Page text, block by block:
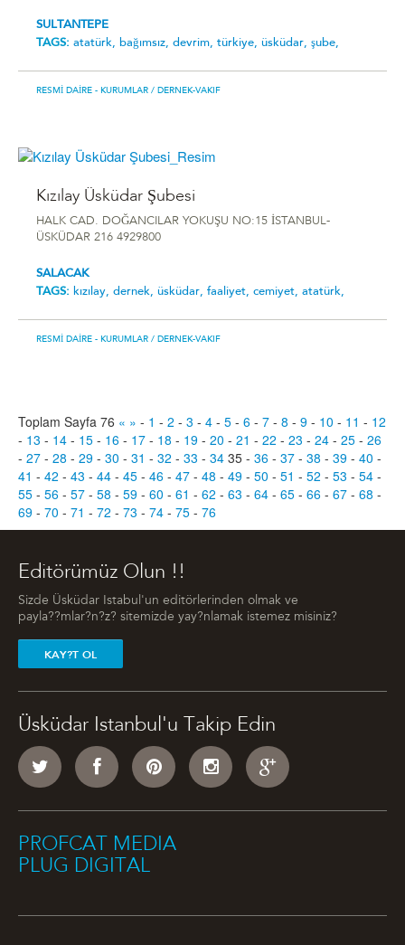
SULTANTEPE
TAGS: atatürk, bağımsız, devrim, türkiye, üsküdar, şube,
RESMI DAIRE - KURUMLAR / DERNEK-VAKIF
Kızılay Üsküdar Şubesi
HALK CAD. DOĞANCILAR YOKUŞU NO:15 İSTANBUL-
ÜSKÜDAR 216 4929800
SALACAK
TAGS: kızılay, dernek, üsküdar, faaliyet, cemiyet, atatürk,
RESMI DAIRE - KURUMLAR / DERNEK-VAKIF
Toplam Sayfa 76 « » - 1 - 2 - 3 - 4 - 5 - 6 - 7 - 8 - 9 - 10 - 11 - 12
- 13 - 14 - 15 - 16 - 17 - 18 - 19 - 20 - 21 - 22 - 23 - 24 - 25 - 26
- 27 - 28 - 29 - 30 - 31 - 32 - 33 - 34 35 - 36 - 37 - 38 - 39 - 40 -
41 - 42 - 43 - 44 - 45 - 46 - 47 - 48 - 49 - 50 - 51 - 52 - 53 - 54 -
55 - 56 - 57 - 58 - 59 - 60 - 61 - 62 - 63 - 64 - 65 - 66 - 67 - 68 -
69 - 70 - 71 - 72 - 73 - 74 - 75 - 76
Editörümüz Olun !!
Sizde Üsküdar Istabul'un editörlerinden olmak ve
payla??mlar?n?z? sitemizde yay?nlamak istemez misiniz?
KAY?T OL
Üsküdar Istanbul'u Takip Edin
PROFCAT MEDIA
PLUG DIGITAL